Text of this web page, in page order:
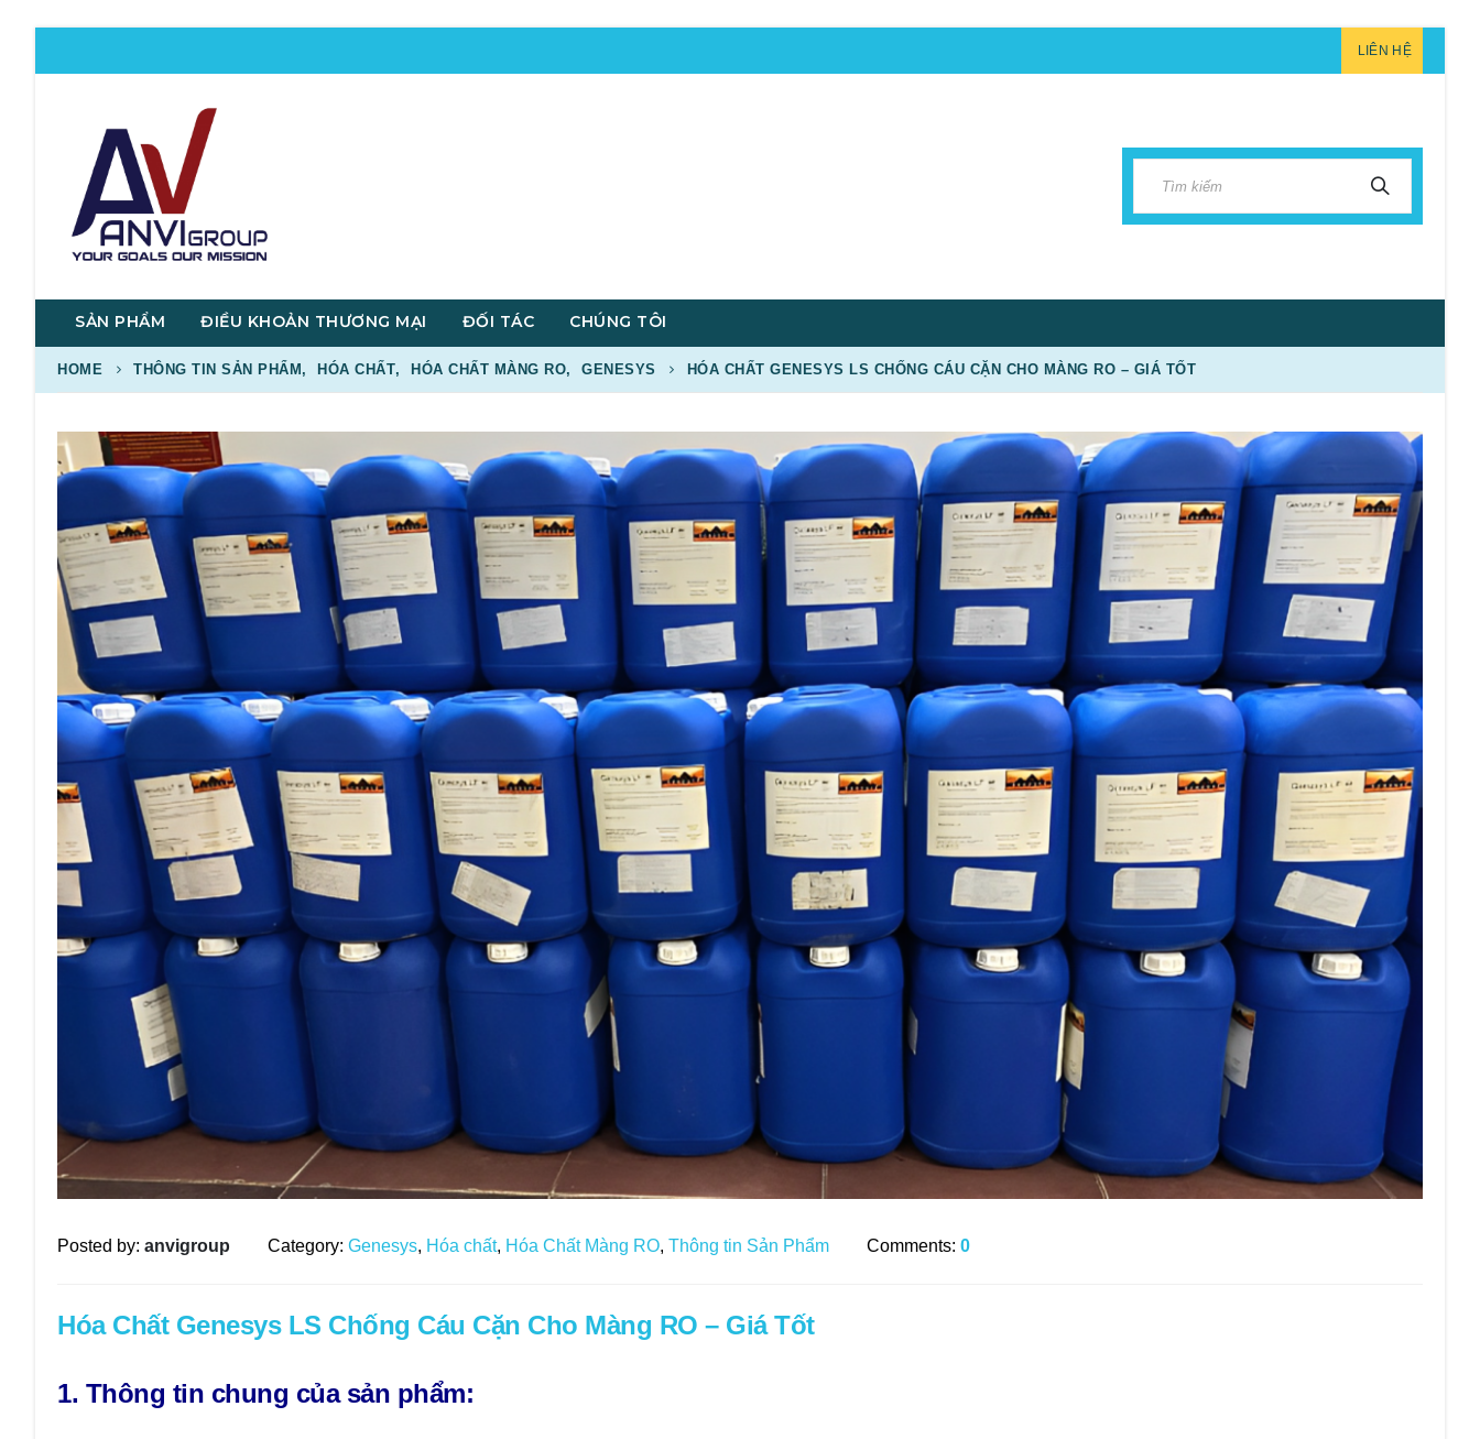
LIÊN HỆ
SẢN PHẨM ĐIỀU KHOẢN THƯƠNG MẠI ĐỐI TÁC CHÚNG TÔI
HOME THÔNG TIN SẢN PHẨM, HÓA CHẤT, HÓA CHẤT MÀNG RO, GENESYS HÓA CHẤT GENESYS LS CHỐNG CÁU CẶN CHO MÀNG RO – GIÁ TỐT
Posted by: anvigroup Category: Genesys, Hóa chất, Hóa Chất Màng RO, Thông tin Sản Phẩm Comments: 0
Hóa Chất Genesys LS Chống Cáu Cặn Cho Màng RO – Giá Tốt
1. Thông tin chung của sản phẩm: